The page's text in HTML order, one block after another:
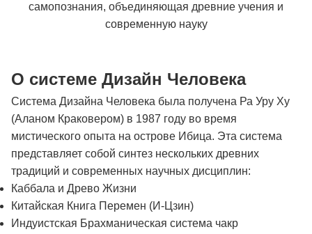
самопознания, объединяющая древние учения и
современную науку
О системе Дизайн Человека
Система Дизайна Человека была получена Ра Уру Ху
(Аланом Краковером) в 1987 году во время
мистического опыта на острове Ибица. Эта система
представляет собой синтез нескольких древних
традиций и современных научных дисциплин:
Каббала и Древо Жизни
Китайская Книга Перемен (И-Цзин)
Индуистская Брахманическая система чакр